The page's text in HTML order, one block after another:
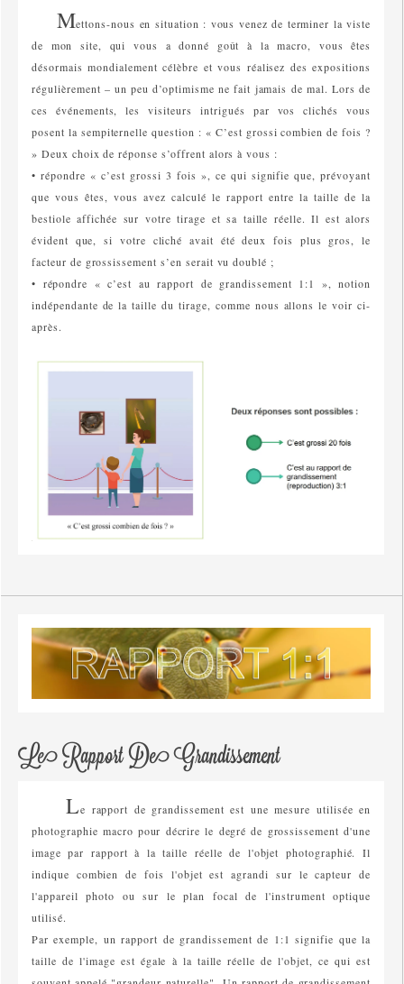
Mettons-nous en situation : vous venez de terminer la viste
de mon site, qui vous a donné goût à la macro, vous êtes
désormais mondialement célèbre et vous réalisez des expositions
régulièrement – un peu d’optimisme ne fait jamais de mal. Lors de
ces événements, les visiteurs intrigués par vos clichés vous
posent la sempiternelle question : « C’est grossi combien de fois ?
» Deux choix de réponse s’offrent alors à vous :
• répondre « c’est grossi 3 fois », ce qui signifie que, prévoyant
que vous êtes, vous avez calculé le rapport entre la taille de la
bestiole affichée sur votre tirage et sa taille réelle. Il est alors
évident que, si votre cliché avait été deux fois plus gros, le
facteur de grossissement s’en serait vu doublé ;
• répondre « c’est au rapport de grandissement 1:1 », notion
indépendante de la taille du tirage, comme nous allons le voir ci-
après.
Le Rapport De Grandissement
Le rapport de grandissement est une mesure utilisée en
photographie macro pour décrire le degré de grossissement d'une
image par rapport à la taille réelle de l'objet photographié. Il
indique combien de fois l'objet est agrandi sur le capteur de
l'appareil photo ou sur le plan focal de l'instrument optique
utilisé.
Par exemple, un rapport de grandissement de 1:1 signifie que la
taille de l'image est égale à la taille réelle de l'objet, ce qui est